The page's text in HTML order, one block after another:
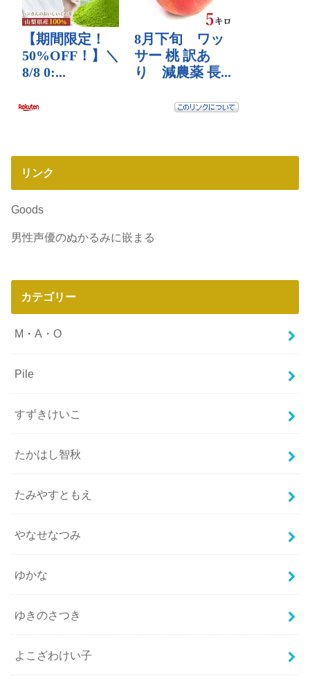
リンク
Goods
男性声優のぬかるみに嵌まる
カテゴリー
M・A・O
Pile
すずきけいこ
たかはし智秋
たみやすともえ
やなせなつみ
ゆかな
ゆきのさつき
よこざわけい子